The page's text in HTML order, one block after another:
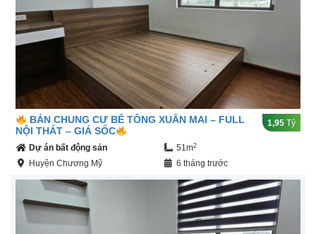
BÁN CHUNG CƯ BÊ TÔNG XUÂN MAI – FULL
NỘI THẤT – GIÁ SỐC
1,95 Tỷ
Dự án bất động sản 51m2
Huyện Chương Mỹ 6 tháng trước